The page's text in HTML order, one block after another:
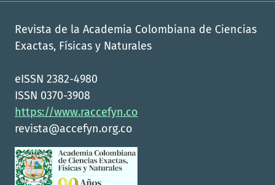
Revista de la Academia Colombiana de Ciencias
Exactas, Físicas y Naturales
eISSN 2382-4980
ISSN 0370-3908
https://www.raccefyn.co
revista@accefyn.org.co